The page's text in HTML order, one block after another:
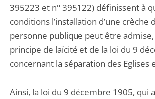
395223 et n° 395122) définissent à
conditions l’installation d’une crèche
personne publique peut être
principe de laïcité et de la loi du 9
concernant la séparation des Eglises
Ainsi, la loi du 9 décembre 1905, qui